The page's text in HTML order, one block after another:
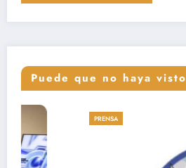
Puede que no haya visto